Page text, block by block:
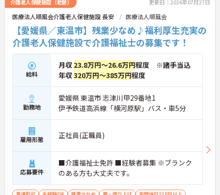
介護老人保健施設（老健） 更新日：2026年07月27日
医療法人順風会介護老人保健施設 長安 医療法人順風会
【愛媛県／東温市】残業少なめ♪福利厚生充実の
介護老人保健施設で介護福祉士の募集です！
給料
月収 23.8万円～26.6万円程度 ※諸手当込
年収320万円～385万円程度
勤務地
愛媛県 東温市 志津川甲29番地1
伊予鉄道高浜線「横河原駅」バス・車5分
雇用形態 正社員(正職員)
応募要件
■介護福祉士免許 ■経験者募集 ※ブランク
のある方も大丈夫です。